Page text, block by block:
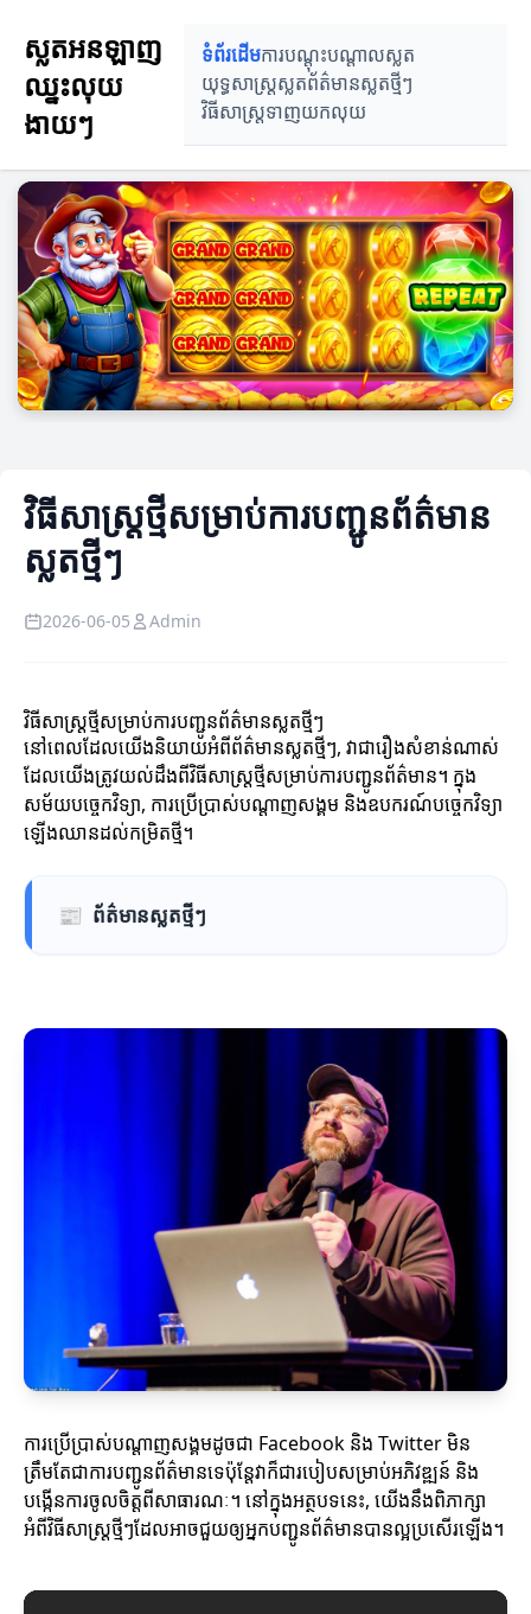
ស្លតអនឡាញ
ឈ្នះលុយ
ងាយៗ
ទំព័រដើមការបណ្តុះបណ្តាលស្លត
យុទ្ធសាស្ត្រស្លតព័ត៌មានស្លតថ្មីៗ
វិធីសាស្ត្រទាញយកលុយ
វិធីសាស្ត្រថ្មីសម្រាប់ការបញ្ជូនព័ត៌មាន
ស្លតថ្មីៗ
2026-06-05 Admin
វិធីសាស្ត្រថ្មីសម្រាប់ការបញ្ជូនព័ត៌មានស្លតថ្មីៗ
នៅពេលដែលយើងនិយាយអំពីព័ត៌មានស្លតថ្មីៗ, វាជារឿងសំខាន់ណាស់
ដែលយើងត្រូវយល់ដឹងពីវិធីសាស្ត្រថ្មីសម្រាប់ការបញ្ជូនព័ត៌មាន។ ក្នុង
សម័យបច្ចេកវិទ្យា, ការប្រើប្រាស់បណ្តាញសង្គម និងឧបករណ៍បច្ចេកវិទ្យា
ឡើងឈានដល់កម្រិតថ្មី។
📰 ព័ត៌មានស្លតថ្មីៗ
ការប្រើប្រាស់បណ្តាញសង្គមដូចជា Facebook និង Twitter មិន
ត្រឹមតែជាការបញ្ជូនព័ត៌មានទេប៉ុន្តែវាក៏ជារបៀបសម្រាប់អភិវឌ្ឍន៍ និង
បង្កើនការចូលចិត្តពីសាធារណៈ។ នៅក្នុងអត្ថបទនេះ, យើងនឹងពិភាក្សា
អំពីវិធីសាស្ត្រថ្មីៗដែលអាចជួយឲ្យអ្នកបញ្ជូនព័ត៌មានបានល្អប្រសើរឡើង។